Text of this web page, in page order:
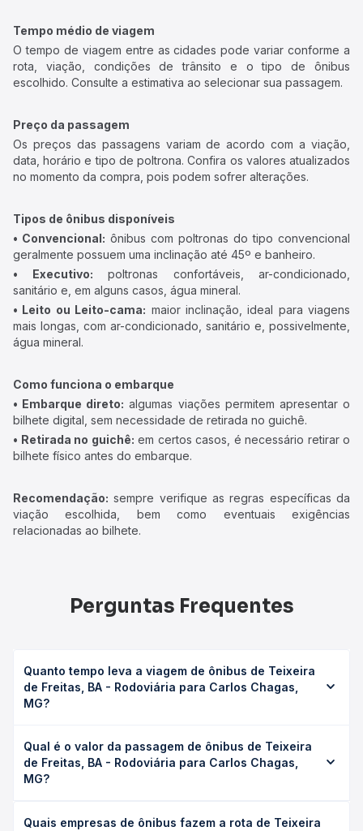
Tempo médio de viagem
O tempo de viagem entre as cidades pode variar conforme a
rota, viação, condições de trânsito e o tipo de ônibus
escolhido. Consulte a estimativa ao selecionar sua passagem.
Preço da passagem
Os preços das passagens variam de acordo com a viação,
data, horário e tipo de poltrona. Confira os valores atualizados
no momento da compra, pois podem sofrer alterações.
Tipos de ônibus disponíveis
• Convencional: ônibus com poltronas do tipo convencional
geralmente possuem uma inclinação até 45º e banheiro.
• Executivo: poltronas confortáveis, ar-condicionado,
sanitário e, em alguns casos, água mineral.
• Leito ou Leito-cama: maior inclinação, ideal para viagens
mais longas, com ar-condicionado, sanitário e, possivelmente,
água mineral.
Como funciona o embarque
• Embarque direto: algumas viações permitem apresentar o
bilhete digital, sem necessidade de retirada no guichê.
• Retirada no guichê: em certos casos, é necessário retirar o
bilhete físico antes do embarque.
Recomendação: sempre verifique as regras específicas da
viação escolhida, bem como eventuais exigências
relacionadas ao bilhete.
Perguntas Frequentes
Quanto tempo leva a viagem de ônibus de Teixeira
de Freitas, BA - Rodoviária para Carlos Chagas,
MG?
Rodoviária para Carlos Chagas, MG leva em média 2h
45min, podendo variar conforme a viação, o tipo de
serviço (convencional, executivo ou leito) e as condições
Qual é o valor da passagem de ônibus de Teixeira
de Freitas, BA - Rodoviária para Carlos Chagas,
MG?
BA - Rodoviária para Carlos Chagas, MG custa em média
Quais empresas de ônibus fazem a rota de Teixeira